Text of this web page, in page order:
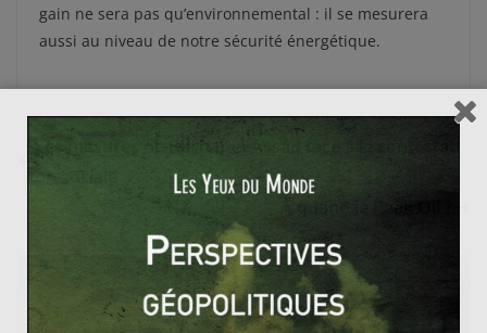
gain ne sera pas qu’environnemental : il se mesurera
aussi au niveau de notre sécurité énergétique.
Les mesures de Bachar el-Assad face à la contestati
on sociale
À quand le Peak Oil ?